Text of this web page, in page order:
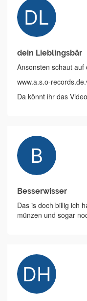
dein Lieblingsbär
Ansonsten schaut auf
www.a.s.o-
Da könnt ihr das
Besserwisser
Das is doch billig ich
münzen und sogar